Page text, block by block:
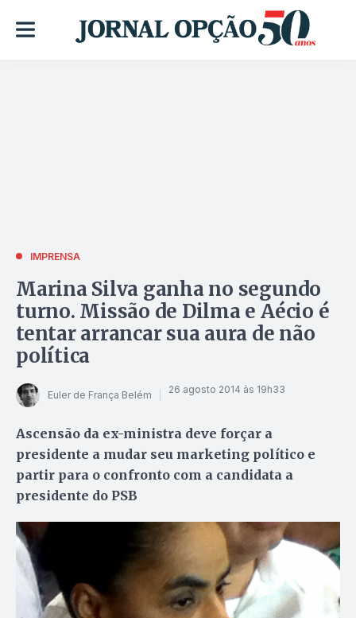
IMPRENSA
Marina Silva ganha no segundo
turno. Missão de Dilma e Aécio é
tentar arrancar sua aura de não
política
Euler de França Belém 26 agosto 2014 às 19h33
Ascensão da ex-ministra deve forçar a
presidente a mudar seu marketing político e
partir para o confronto com a candidata a
presidente do PSB